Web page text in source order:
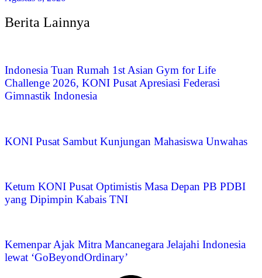
Berita Lainnya
Indonesia Tuan Rumah 1st Asian Gym for Life
Challenge 2026, KONI Pusat Apresiasi Federasi
Gimnastik Indonesia
KONI Pusat Sambut Kunjungan Mahasiswa Unwahas
Ketum KONI Pusat Optimistis Masa Depan PB PDBI
yang Dipimpin Kabais TNI
Kemenpar Ajak Mitra Mancanegara Jelajahi Indonesia
lewat ‘GoBeyondOrdinary’